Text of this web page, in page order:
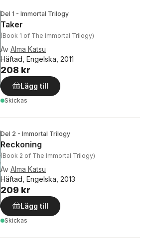
Del 1 - Immortal Trilogy
Taker
(Book 1 of The Immortal Trilogy)
Av Alma Katsu
Häftad, Engelska, 2011
208 kr
Lägg till
Skickas
Del 2 - Immortal Trilogy
Reckoning
(Book 2 of The Immortal Trilogy)
Av Alma Katsu
Häftad, Engelska, 2013
209 kr
Lägg till
Skickas